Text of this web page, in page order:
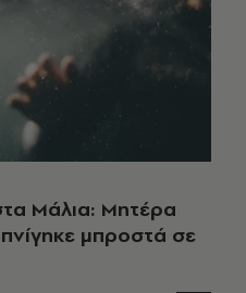
Μάλια: Μητέρα
μπροστά σε